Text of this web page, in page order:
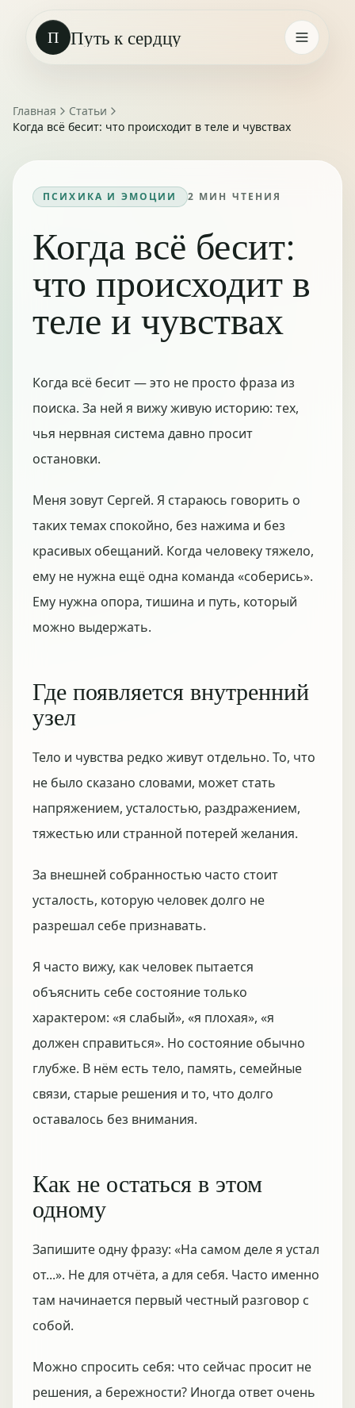
П Путь к сердцу
Главная
Статьи
Когда всё бесит: что происходит в теле и чувствах
ПСИХИКА И ЭМОЦИИ 2 МИН ЧТЕНИЯ
Когда всё бесит:
что происходит в
теле и чувствах
Когда всё бесит — это не просто фраза из
поиска. За ней я вижу живую историю: тех,
чья нервная система давно просит
остановки.
Меня зовут Сергей. Я стараюсь говорить о
таких темах спокойно, без нажима и без
красивых обещаний. Когда человеку тяжело,
ему не нужна ещё одна команда «соберись».
Ему нужна опора, тишина и путь, который
можно выдержать.
Где появляется внутренний
узел
Тело и чувства редко живут отдельно. То, что
не было сказано словами, может стать
напряжением, усталостью, раздражением,
тяжестью или странной потерей желания.
За внешней собранностью часто стоит
усталость, которую человек долго не
разрешал себе признавать.
Я часто вижу, как человек пытается
объяснить себе состояние только
характером: «я слабый», «я плохая», «я
должен справиться». Но состояние обычно
глубже. В нём есть тело, память, семейные
связи, старые решения и то, что долго
оставалось без внимания.
Как не остаться в этом
одному
Запишите одну фразу: «На самом деле я устал
от...». Не для отчёта, а для себя. Часто именно
там начинается первый честный разговор с
собой.
Можно спросить себя: что сейчас просит не
решения, а бережности? Иногда ответ очень